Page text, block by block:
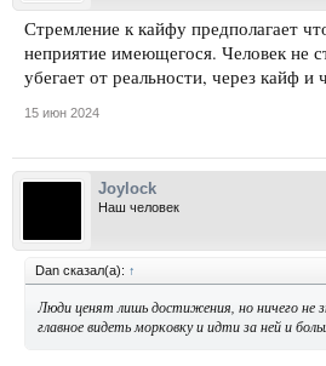
Стремление к кайфу предполагает
неприятие имеющегося. Человек не
убегает от реальности, через кайф и
15 июн 2024
Joylock
Наш человек
Dan сказал(а): ↑
Люди ценят лишь достижения, но ничего не
главное видеть морковку и идти за ней и